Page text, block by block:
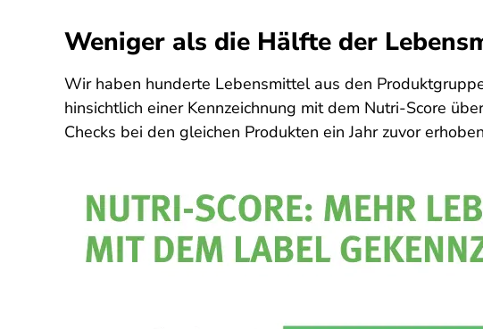
Weniger als die Hälfte der
Wir haben hunderte Lebensmittel aus den
hinsichtlich einer Kennzeichnung mit dem Nutri-Score
Checks bei den gleichen Produkten ein Jahr zuvor